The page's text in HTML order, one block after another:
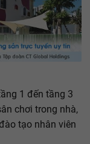
1 đến tầng 3
chơi trong nhà,
tạo nhân viên